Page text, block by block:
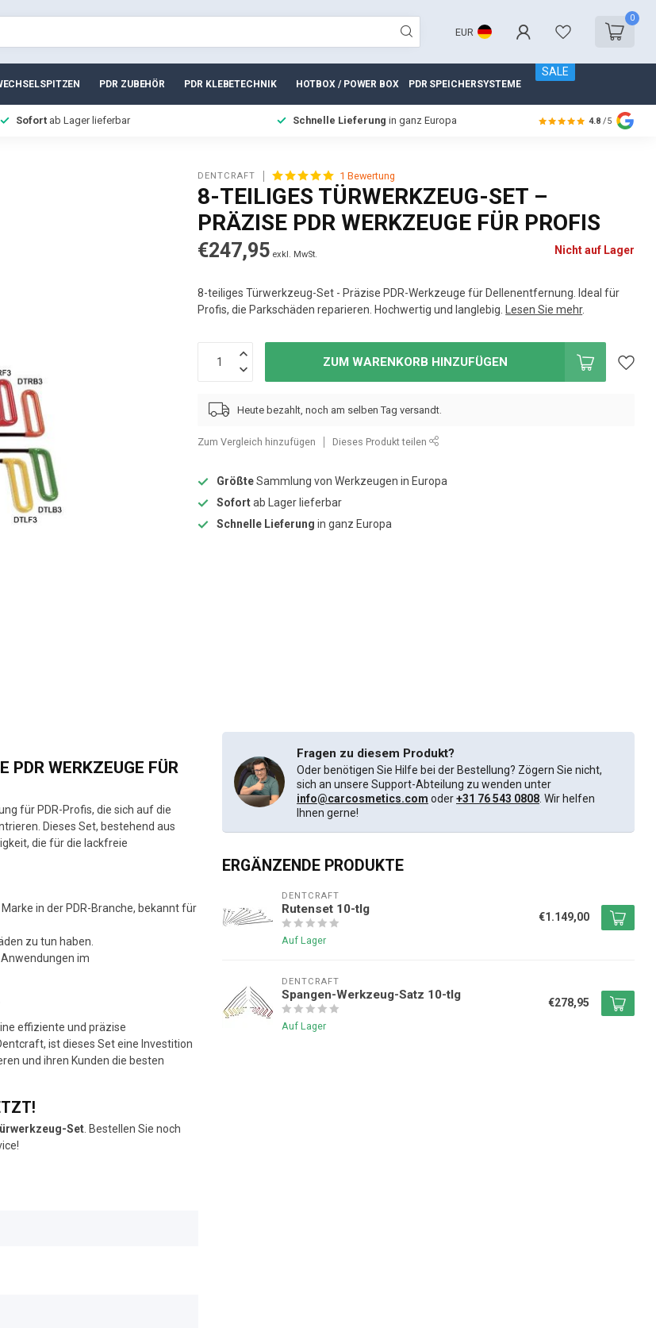
EUR
0
PDR ZUBEHÖR PDR KLEBETECHNIK HOTBOX / POWER BOX PDR SPEICHERSYSTEME
SALE
Sofortab Lager lieferbar Schnelle Lieferung in ganz Europa 4.8 /5
DENTCRAFT 1 Bewertung
8-TEILIGES TÜRWERKZEUG-SET –
PRÄZISE PDR WERKZEUGE FÜR PROFIS
€247,95 exkl. MwSt. Nicht auf Lager
8-teiliges Türwerkzeug-Set - Präzise PDR-Werkzeuge für Dellenentfernung. Ideal für
Profis, die Parkschäden reparieren. Hochwertig und langlebig.
Lesen Sie mehr.
ZUM WARENKORB HINZUFÜGEN
Heute bezahlt, noch am selben Tag versandt.
Zum Vergleich hinzufügen Dieses Produkt teilen
GrößteSammlung von Werkzeugen in Europa
Sofortab Lager lieferbar
Schnelle Lieferung in ganz Europa
PDR WERKZEUGE FÜR
für PDR-Profis, die sich auf die
Dieses Set, bestehend aus
die für die lackfreie
in der PDR-Branche, bekannt für
zu tun haben.
im
effiziente und präzise
ist dieses Set eine Investition
und ihren Kunden die besten
Set. Bestellen Sie noch
Fragen zu diesem Produkt?
Oder benötigen Sie Hilfe bei der Bestellung? Zögern Sie nicht,
sich an unsere Support-Abteilung zu wenden unter
info@carcosmetics.com oder+31 76 543 0808 . Wir helfen
Ihnen gerne!
ERGÄNZENDE PRODUKTE
DENTCRAFT
Rutenset 10-tlg
Auf Lager
€1.149,00
DENTCRAFT
Spangen-Werkzeug-Satz 10-tlg
Auf Lager
€278,95